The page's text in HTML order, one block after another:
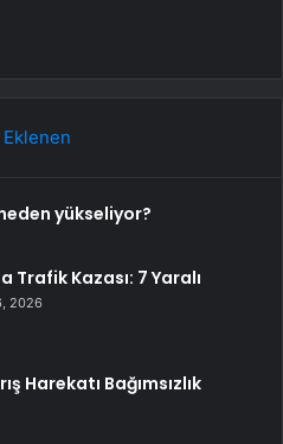
yükseliyor?
Trafik Kazası: 7 Yaralı
2026
Harekatı Bağımsızlık